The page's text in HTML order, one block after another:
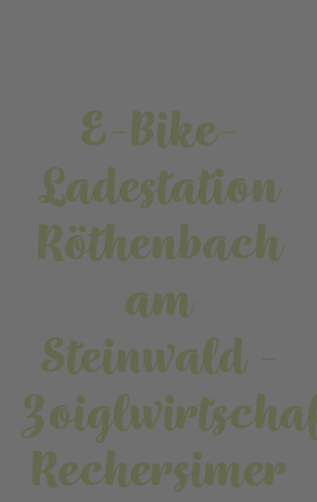
E-Bike-
Ladestation
Röthenbach
am
Steinwald -
Rechersimer